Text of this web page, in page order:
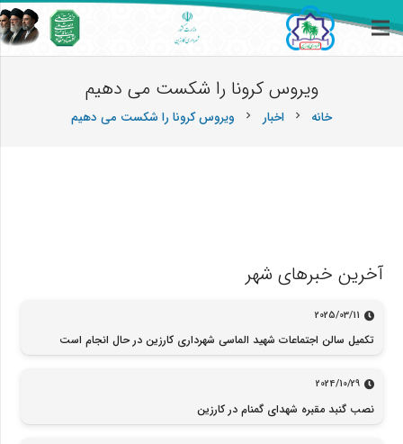
ویروس کرونا را شکست می دهیم
خانه chevron_right اخبار chevron_right ویروس کرونا را شکست می دهیم
آخرین خبرهای شهر
2025/03/11
تکمیل سالن اجتماعات شهید الماسی شهرداری کارزین در حال انجام است
2024/10/29
نصب گنبد مقبره شهدای گمنام در کارزین